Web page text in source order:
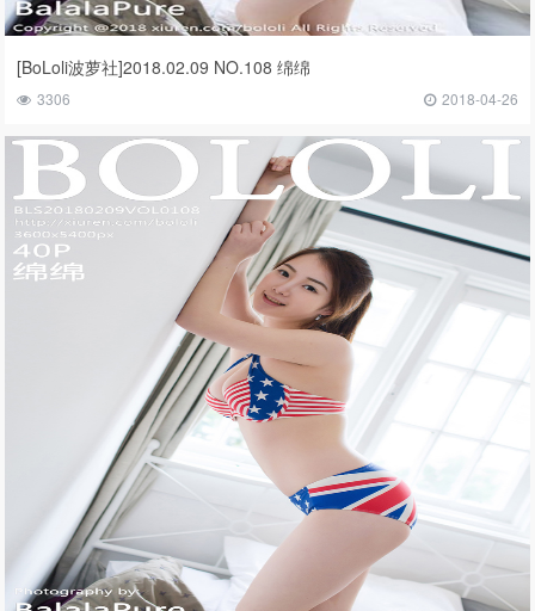
[BoLoli波萝社]2018.02.09 NO.108 绵绵
3306 2018-04-26